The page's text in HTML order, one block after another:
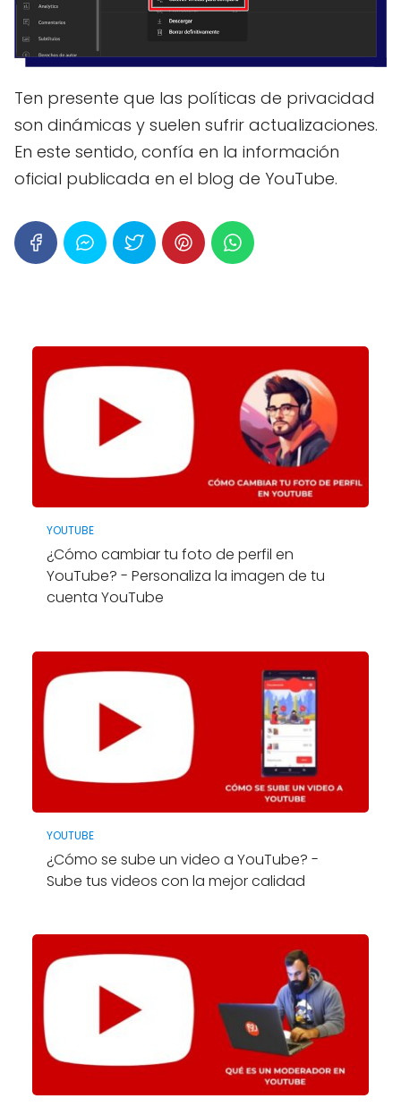
Ten presente que las políticas de privacidad
son dinámicas y suelen sufrir actualizaciones.
En este sentido, confía en la información
oficial publicada en el blog de YouTube.
YOUTUBE
¿Cómo cambiar tu foto de perfil en
YouTube? - Personaliza la imagen de tu
cuenta YouTube
YOUTUBE
¿Cómo se sube un video a YouTube? -
Sube tus videos con la mejor calidad